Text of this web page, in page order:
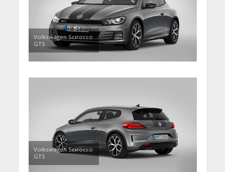
Volkswagen Scirocco
GTS
Volkswagen Scirocco
GTS